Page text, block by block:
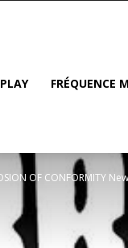
FRÉQUENCE
OF CONFORMITY